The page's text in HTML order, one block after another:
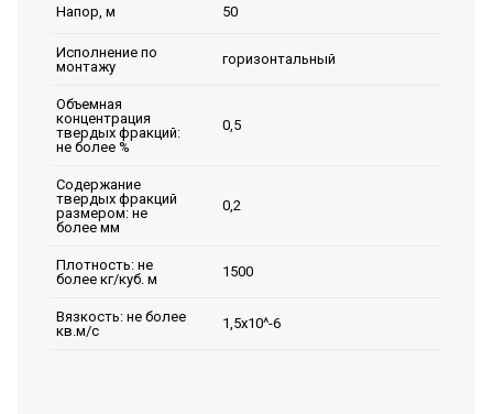
Напор, м 50
Исполнение по
монтажу
горизонтальный
Объемная
концентрация
твердых фракций:
не более %
0,5
Содержание
твердых фракций
размером: не
более мм
0,2
Плотность: не
более кг/куб. м
1500
Вязкость: не более
кв.м/с
1,5х10^-6